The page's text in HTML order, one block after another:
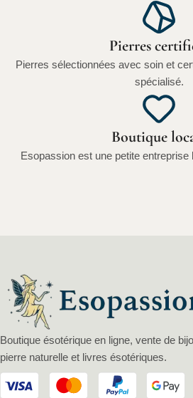
Pierres
Pierres sélectionnées avec soin et
spécialisé.
Boutique
Esopassion est une petite entreprise
Boutique ésotérique en ligne, vente de
pierre naturelle et livres ésotériques.